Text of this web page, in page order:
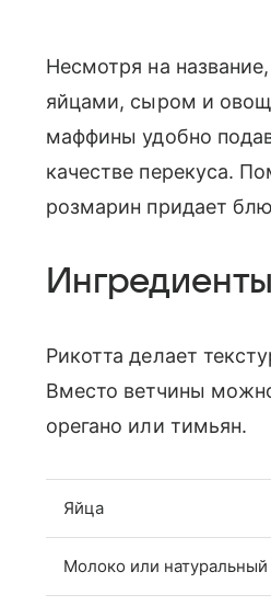
Несмотря на
яйцами, сыром и
маффины удобно
качестве перекуса.
розмарин придает
Ингредиенты
Рикотта делает
Вместо ветчины
орегано или тимьян.
Яйца
Молоко или натуральный